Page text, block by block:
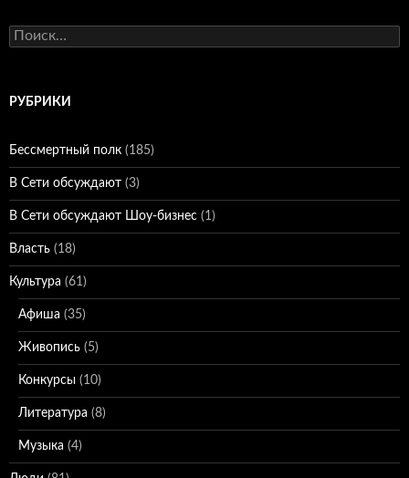
Найти:
РУБРИКИ
Бессмертный полк (185)
В Сети обсуждают (3)
В Сети обсуждают Шоу-бизнес (1)
Власть (18)
Культура (61)
Афиша (35)
Живопись (5)
Конкурсы (10)
Литература (8)
Музыка (4)